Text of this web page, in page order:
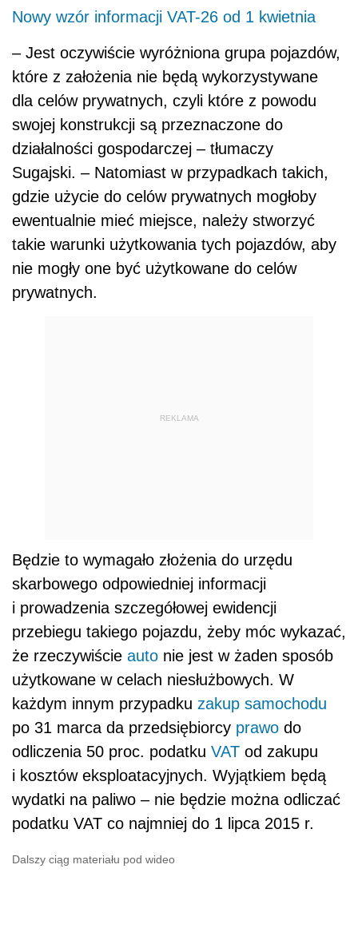
Nowy wzór informacji VAT-26 od 1 kwietnia
– Jest oczywiście wyróżniona grupa pojazdów,
które z założenia nie będą wykorzystywane
dla celów prywatnych, czyli które z powodu
swojej konstrukcji są przeznaczone do
działalności gospodarczej – tłumaczy
Sugajski. – Natomiast w przypadkach takich,
gdzie użycie do celów prywatnych mogłoby
ewentualnie mieć miejsce, należy stworzyć
takie warunki użytkowania tych pojazdów, aby
nie mogły one być użytkowane do celów
prywatnych.
REKLAMA
Będzie to wymagało złożenia do urzędu
skarbowego odpowiedniej informacji
i prowadzenia szczegółowej ewidencji
przebiegu takiego pojazdu, żeby móc wykazać,
że rzeczywiście auto nie jest w żaden sposób
użytkowane w celach niesłużbowych. W
każdym innym przypadku zakup samochodu
po 31 marca da przedsiębiorcy prawo do
odliczenia 50 proc. podatku VAT od zakupu
i kosztów eksploatacyjnych. Wyjątkiem będą
wydatki na paliwo – nie będzie można odliczać
podatku VAT co najmniej do 1 lipca 2015 r.
Dalszy ciąg materiału pod wideo